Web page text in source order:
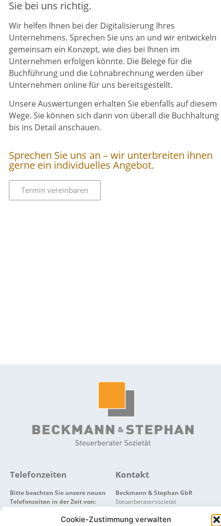
Cookie-Zustimmung verwalten
Sie bei uns richtig.
Wir helfen Ihnen bei der Digitalisierung Ihres
Unternehmens. Sprechen Sie uns an und wir entwickeln
gemeinsam ein Konzept, wie dies bei Ihnen im
Unternehmen erfolgen könnte. Die Belege für die
Buchführung und die Lohnabrechnung werden über
Unternehmen online für uns bereitsgestellt.
Unsere Auswertungen erhalten Sie ebenfalls auf diesem
Wege. Sie können sich dann von überall die Buchhaltung
bis ins Detail anschauen.
Sprechen Sie uns an – wir unterbreiten ihnen
gerne ein individuelles Angebot.
Termin vereinbaren
Verfahrensdokumentation
Ein Muss für jedes Unternehmen – wir
Ihrer ordnungsgemäßen Buchführung.
Telefonzeiten
Bitte beachten Sie unsere neuen
Telefonzeiten in der Zeit von:
Dienstag bis Donnerstag von 8:00
Kontakt
Beckmann & Stephan GbR
Steuerberatersozietät
Clayallee 167